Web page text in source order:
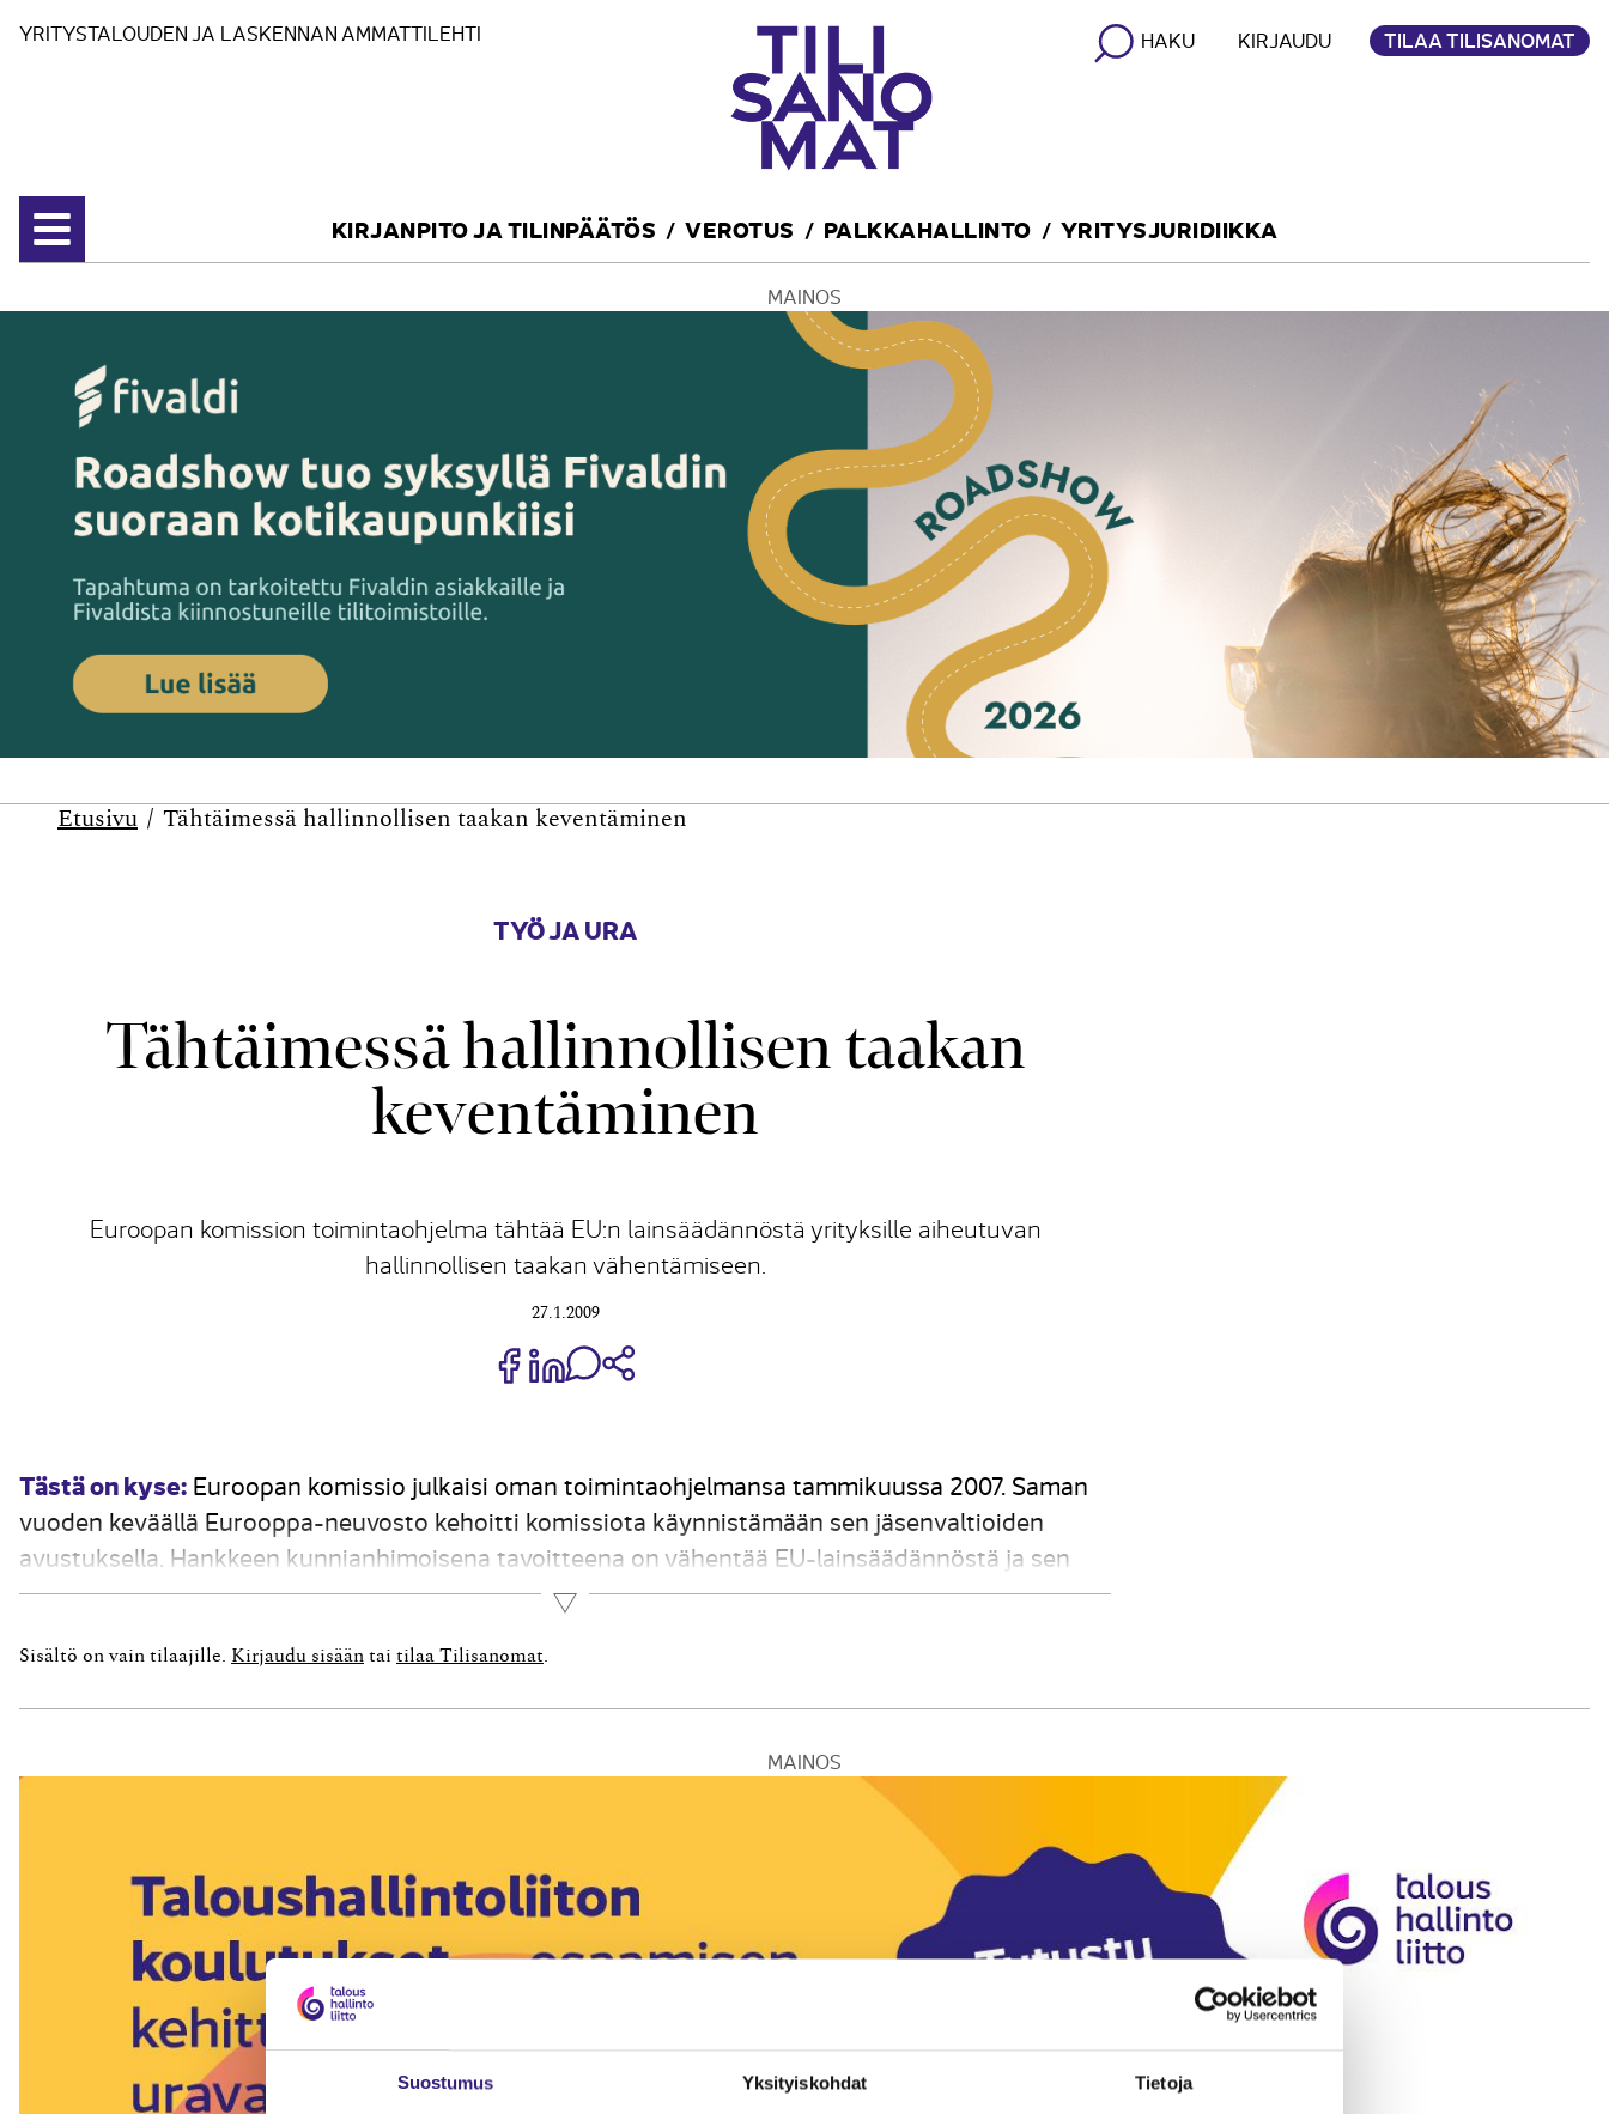
Suostumus Yksityiskohdat Tietoja
YRITYSTALOUDEN JA LASKENNAN AMMATTILEHTI HAKU KIRJAUDU TILAA TILISANOMAT
Avaa valikko
KIRJANPITO JA TILINPÄÄTÖS VEROTUS PALKKAHALLINTO YRITYSJURIDIIKKA
MAINOS
Etusivu Tähtäimessä hallinnollisen taakan keventäminen
TYÖ JA URA
Tähtäimessä hallinnollisen taakan
keventäminen
Euroopan komission toimintaohjelma tähtää EU:n lainsäädännöstä yrityksille aiheutuvan
hallinnollisen taakan vähentämiseen.
27.1.2009
Jaa Share on Facebook
Jaa Share on LinkedIn
Jaa WhatsApp-viestinä
Tästä on kyse: Euroopan komissio julkaisi oman toimintaohjelmansa tammikuussa 2007. Saman
vuoden keväällä Eurooppa-neuvosto kehoitti komissiota käynnistämään sen jäsenvaltioiden
avustuksella. Hankkeen kunnianhimoisena tavoitteena on vähentää EU-lainsäädännöstä ja sen
täytäntöönpanosta koituvaa hallinnollista taakkaa 25 prosenttia vuoteen 2012 mennessä. Projekti
Lue lisää
Sisältö on vain tilaajille. Kirjaudu sisään tai tilaa Tilisanomat
MAINOS